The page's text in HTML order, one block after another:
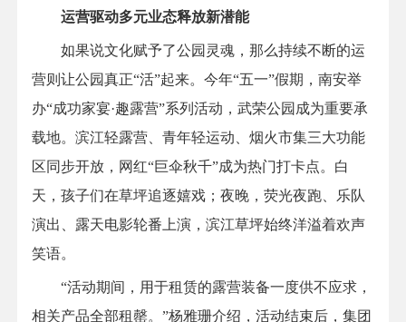
运营驱动多元业态释放新潜能
如果说文化赋予了公园灵魂，那么持续不断的运
营则让公园真正“活”起来。今年“五一”假期，南安举
办“成功家宴·趣露营”系列活动，武荣公园成为重要承
载地。滨江轻露营、青年轻运动、烟火市集三大功能
区同步开放，网红“巨伞秋千”成为热门打卡点。白
天，孩子们在草坪追逐嬉戏；夜晚，荧光夜跑、乐队
演出、露天电影轮番上演，滨江草坪始终洋溢着欢声
笑语。
“活动期间，用于租赁的露营装备一度供不应求，
相关产品全部租罄。”杨雅珊介绍，活动结束后，集团